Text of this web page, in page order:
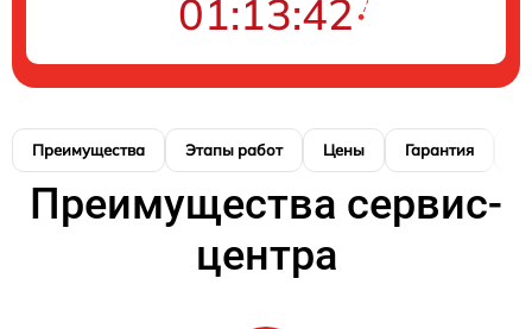
01:13:42
Преимущества Этапы работ Цены Гарантия
Преимущества сервис-
центра